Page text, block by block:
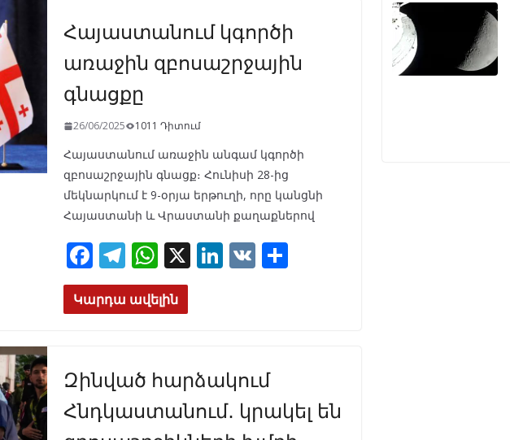
o
k
m p
p
n
Հայաստանում կգործի
առաջին զբոսաշրջային
գնացքը
26/06/2025 1011 Դիտում
Հայաստանում առաջին անգամ կգործի
զբոսաշրջային գնացք։ Հունիսի 28-ից
մեկնարկում է 9-օրյա երթուղի, որը կանցնի
Հայաստանի և Վրաստանի քաղաքներով
F
ac
e
o
k
T
el
e
m
W
h
at
p
p
X Li
n
V S
Կարդա ավելին
Զինված հարձակում
Հնդկաստանում․ կրակել են